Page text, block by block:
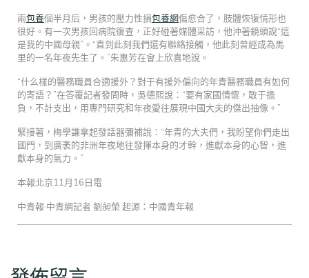
兩包養個半月后，男孩的壓力性損包養網傷愈合了，肢體恢復情形也
很好。有一次男孩回病院復查，正好碰著媒體采訪，他沖著鏡頭說“這
是我的中國母親”。“直到此刻我們還有聯絡接觸，他此刻曾經成為馬
里的一名年夜先生了。”朱惠芳在會上欣喜地說。
“什么樣的醫務職員合適援外？對于有援外偏向的年青醫務職員有如何
的寄語？”在答覆記者發問時，吳德熙說：“要有家國情懷，敢于擔
負，不計支出，用專門研究和年夜愛往展現中國大夫的傑出抽像。”
緊接著，梅學謙拿起發話器彌補說：“年青的大夫們，我盼望你們走出
國門，到廣袤的非洲年夜地往發揮本身的才幹，進獻本身的心智，進
獻本身的氣力。”
本報北京11月16日電
中青報·中青網記者 劉昶榮 起源：中國青年報